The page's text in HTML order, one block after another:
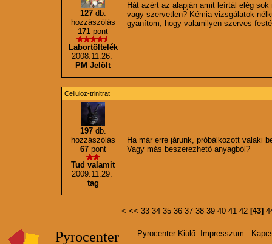
127db.
hozzászólás
171 pont
Labortöltelék
2008.11.26.
PM Jelölt
Hát azért az alapján amit leírtál elég
vagy szervetlen? Kémia vizsgálatok
gyanítom, hogy valamilyen szerves
Celluloz-trinitrat
197db.
hozzászólás
67pont
Tud valamit
2009.11.29.
tag
Ha már erre járunk, próbálkozott valaki
Vagy más beszerezhető anyagból?
< << 33 34 35 36 37 38 39 40 41 42 [43]
Pyrocenter Pyrocenter Kiülő Impresszum